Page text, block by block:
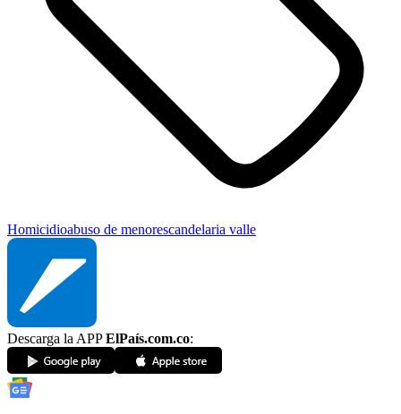
Homicidioabuso de menorescandelaria valle
Descarga la APPElPaís.com.co: